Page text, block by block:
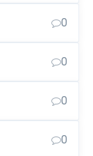
0
0
0
0